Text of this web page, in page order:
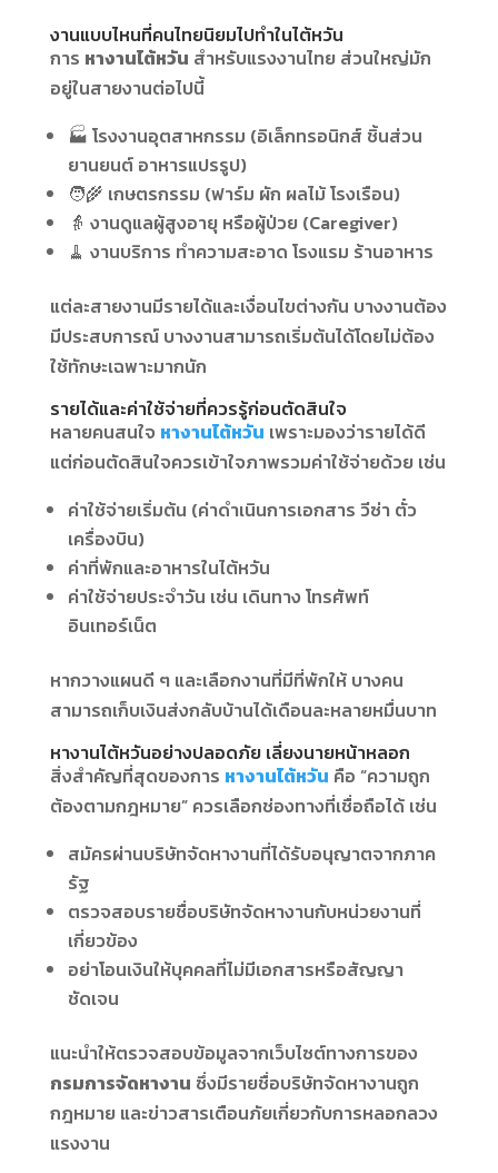
งานแบบไหนที่คนไทยนิยมไปทำในไต้หวัน
การ หางานไต้หวัน สำหรับแรงงานไทย ส่วนใหญ่มัก
อยู่ในสายงานต่อไปนี้
🏭 โรงงานอุตสาหกรรม (อิเล็กทรอนิกส์ ชิ้นส่วน
ยานยนต์ อาหารแปรรูป)
🧑‍🌾 เกษตรกรรม (ฟาร์ม ผัก ผลไม้ โรงเรือน)
👵 งานดูแลผู้สูงอายุ หรือผู้ป่วย (Caregiver)
🧹 งานบริการ ทำความสะอาด โรงแรม ร้านอาหาร
แต่ละสายงานมีรายได้และเงื่อนไขต่างกัน บางงานต้อง
มีประสบการณ์ บางงานสามารถเริ่มต้นได้โดยไม่ต้อง
ใช้ทักษะเฉพาะมากนัก
รายได้และค่าใช้จ่ายที่ควรรู้ก่อนตัดสินใจ
หลายคนสนใจ หางานไต้หวัน เพราะมองว่ารายได้ดี
แต่ก่อนตัดสินใจควรเข้าใจภาพรวมค่าใช้จ่ายด้วย เช่น
ค่าใช้จ่ายเริ่มต้น (ค่าดำเนินการเอกสาร วีซ่า ตั๋ว
เครื่องบิน)
ค่าที่พักและอาหารในไต้หวัน
ค่าใช้จ่ายประจำวัน เช่น เดินทาง โทรศัพท์
อินเทอร์เน็ต
หากวางแผนดี ๆ และเลือกงานที่มีที่พักให้ บางคน
สามารถเก็บเงินส่งกลับบ้านได้เดือนละหลายหมื่นบาท
หางานไต้หวันอย่างปลอดภัย เลี่ยงนายหน้าหลอก
สิ่งสำคัญที่สุดของการ หางานไต้หวัน คือ “ความถูก
ต้องตามกฎหมาย” ควรเลือกช่องทางที่เชื่อถือได้ เช่น
สมัครผ่านบริษัทจัดหางานที่ได้รับอนุญาตจากภาค
รัฐ
ตรวจสอบรายชื่อบริษัทจัดหางานกับหน่วยงานที่
เกี่ยวข้อง
อย่าโอนเงินให้บุคคลที่ไม่มีเอกสารหรือสัญญา
ชัดเจน
แนะนำให้ตรวจสอบข้อมูลจากเว็บไซต์ทางการของ
กรมการจัดหางาน ซึ่งมีรายชื่อบริษัทจัดหางานถูก
กฎหมาย และข่าวสารเตือนภัยเกี่ยวกับการหลอกลวง
แรงงาน